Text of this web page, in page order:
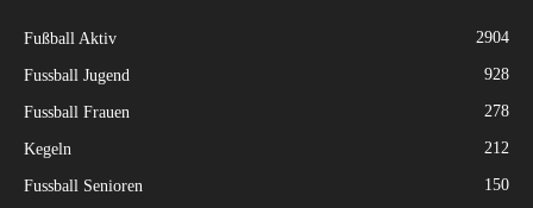
Fußball Aktiv 2904
Fussball Jugend 928
Fussball Frauen 278
Kegeln 212
Fussball Senioren 150